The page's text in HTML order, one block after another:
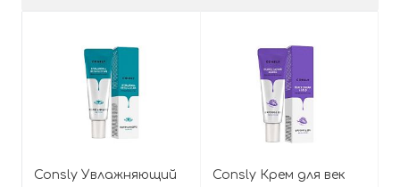
Consly Увлажняющий
Consly Крем для век